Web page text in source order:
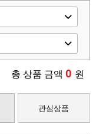
총 상품 금액 0 원
관심상품